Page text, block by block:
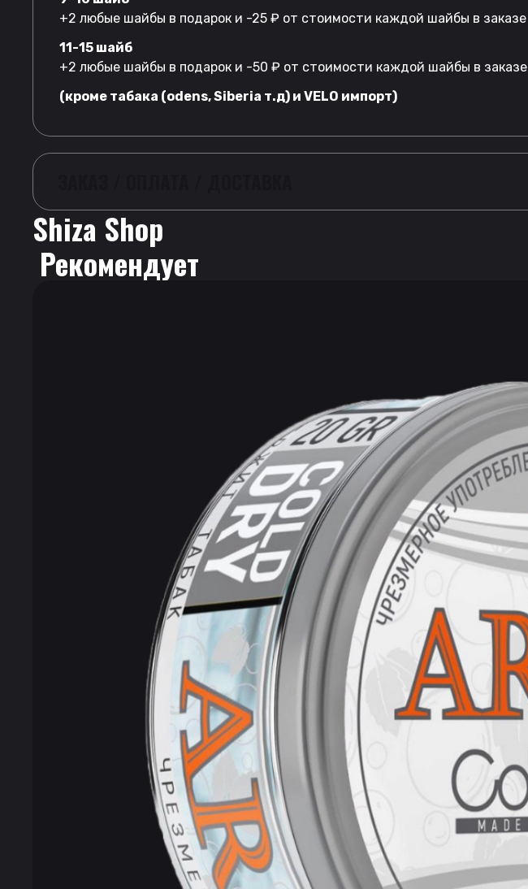
+2 любые шайбы в подарок и -25 ₽ от стоимости каждой шайбы в заказе
11-15 шайб
+2 любые шайбы в подарок и -50 ₽ от стоимости каждой шайбы в заказе
(кроме табака (odens, Siberia т.д) и VELO импорт)
Shiza Shop
Рекомендует